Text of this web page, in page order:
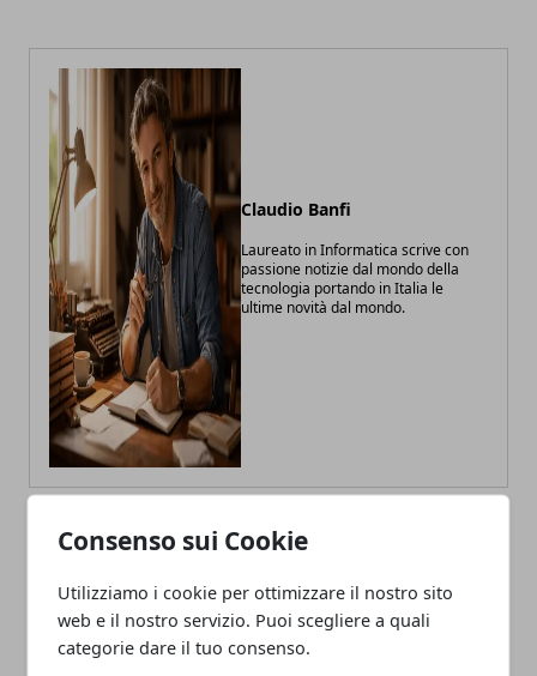
Consenso sui Cookie
Utilizziamo i cookie per ottimizzare il nostro sito
web e il nostro servizio. Puoi scegliere a quali
categorie dare il tuo consenso.
Claudio Banfi
Laureato in Informatica scrive con
passione notizie dal mondo della
tecnologia portando in Italia le
ultime novità dal mondo.